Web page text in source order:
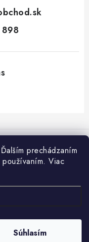
prechádzaním
Viac
Súhlasím
práva vyhradené.Upraviť